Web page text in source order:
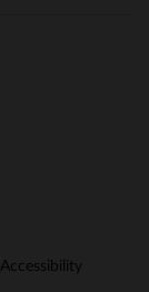
Accessibility